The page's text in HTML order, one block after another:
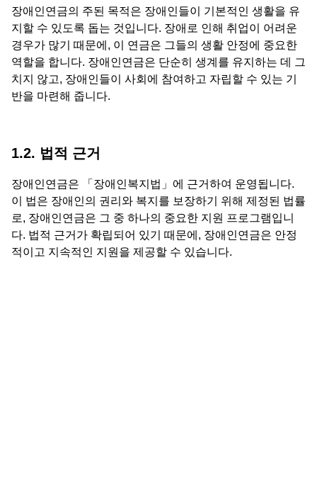
장애인연금의 주된 목적은 장애인들이 기본적인 생활을 유
지할 수 있도록 돕는 것입니다. 장애로 인해 취업이 어려운
경우가 많기 때문에, 이 연금은 그들의 생활 안정에 중요한
역할을 합니다. 장애인연금은 단순히 생계를 유지하는 데 그
치지 않고, 장애인들이 사회에 참여하고 자립할 수 있는 기
반을 마련해 줍니다.
1.2. 법적 근거
장애인연금은 「장애인복지법」에 근거하여 운영됩니다.
이 법은 장애인의 권리와 복지를 보장하기 위해 제정된 법률
로, 장애인연금은 그 중 하나의 중요한 지원 프로그램입니
다. 법적 근거가 확립되어 있기 때문에, 장애인연금은 안정
적이고 지속적인 지원을 제공할 수 있습니다.